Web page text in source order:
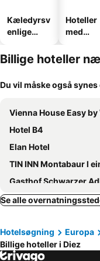
Kæledyrsv
enlige
Hoteller
med
Billige hoteller
Du vil måske også
Vienna House Easy by Wyndham
Hotel B4
Elan Hotel
TIN INN Montabaur l einfach gut - Das Hotel aus hochwertig ausgebauten
Gasthof Schwarzer
Haus Am Fluss
Romantik
Hotel Gästehaus
Se alle
Hotelsøgning Europa
Billige hoteller i Diez